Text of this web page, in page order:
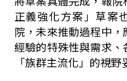
正義強化方案」草案
院，未來推動過程中
經驗的特殊性與需求
「族群主流化」的視野